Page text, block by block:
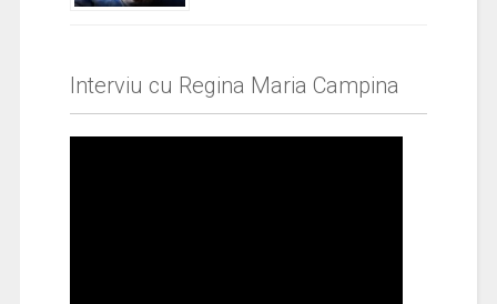
Interviu cu Regina Maria Campina